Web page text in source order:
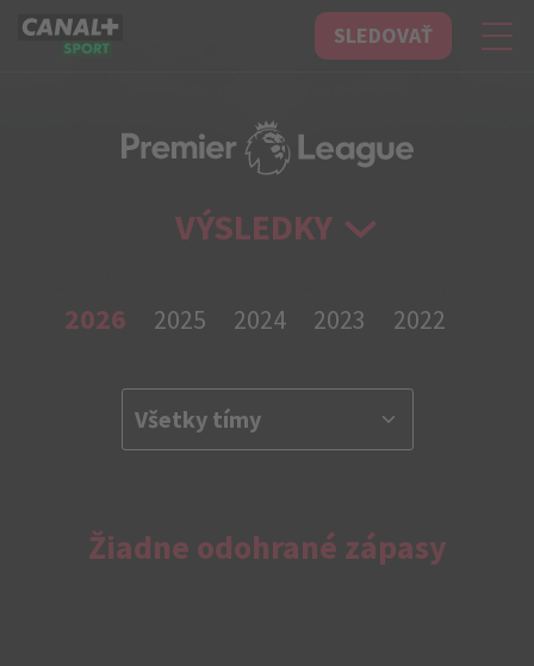
CANAL+ Sport SLEDOVAŤ
VÝSLEDKY
2026 2025 2024 2023 2022
Žiadne odohrané zápasy